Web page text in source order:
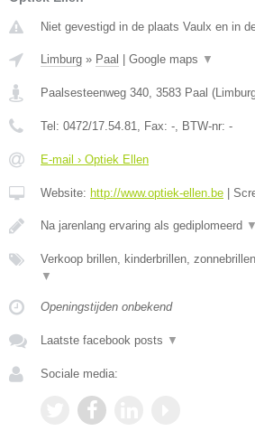
Niet gevestigd in de plaats Vaulx en in
Limburg » Paal Google maps ▼
Paalsesteenweg 340 3583 Paal (
Tel: 0472/17.54.81 , Fax: - , BTW-nr: -
E-mail › Optiek Ellen
Website: http://www.optiek-ellen.be
Na jarenlang ervaring als gediplomeerd ▼
Verkoop brillen, kinderbrillen,
▼
Openingstijden onbekend
Laatste facebook posts ▼
Sociale media: